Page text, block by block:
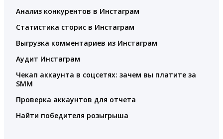
Анализ конкурентов в Инстаграм
Статистика сторис в Инстаграм
Выгрузка комментариев из Инстаграм
Аудит Инстаграм
Чекап аккаунта в соцсетях: зачем вы платите за
SMM
Проверка аккаунтов для отчета
Найти победителя розыгрыша